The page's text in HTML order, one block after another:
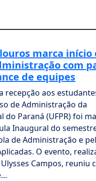
marca início
com
de equipes
recepção aos
de Administração da
do Paraná (UFPR) foi
Inaugural do
de Administração e
O evento,
Campos, reuniu